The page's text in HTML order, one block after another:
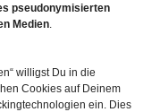
pseudonymisierten
Medien.
willigst Du in die
Cookies auf Deinem
ein. Dies